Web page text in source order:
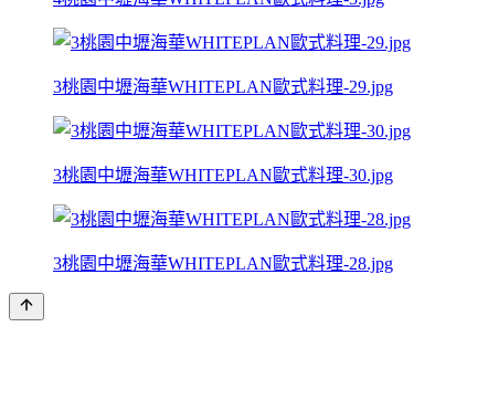
3桃園中壢海華WHITEPLAN歐式料理-29.jpg
3桃園中壢海華WHITEPLAN歐式料理-30.jpg
3桃園中壢海華WHITEPLAN歐式料理-28.jpg